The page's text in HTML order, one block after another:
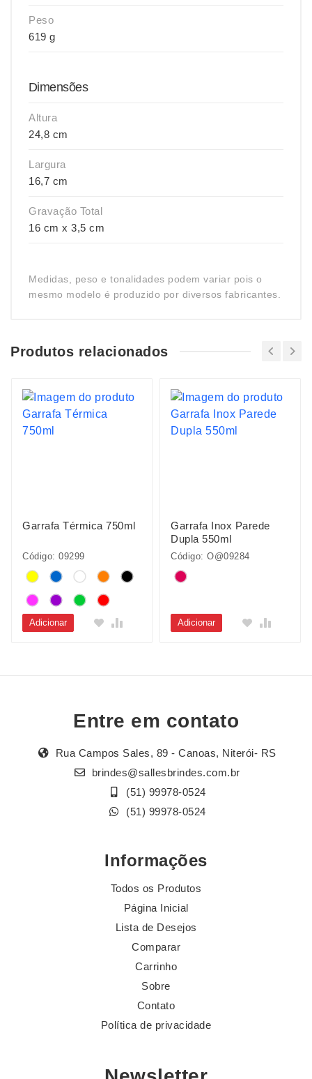
Peso
619 g
Dimensões
Altura
24,8 cm
Largura
16,7 cm
Gravação Total
16 cm x 3,5 cm
Medidas, peso e tonalidades podem variar pois o
mesmo modelo é produzido por diversos fabricantes.
Produtos relacionados
Garrafa Térmica 750ml
Código: 09299
Adicionar
Garrafa Inox Parede
Dupla 550ml
Código: O@09284
Adicionar
Entre em contato
Rua Campos Sales, 89 - Canoas, Niterói- RS
brindes@sallesbrindes.com.br
(51) 99978-0524
(51) 99978-0524
Informações
Todos os Produtos
Página Inicial
Lista de Desejos
Comparar
Carrinho
Sobre
Contato
Política de privacidade